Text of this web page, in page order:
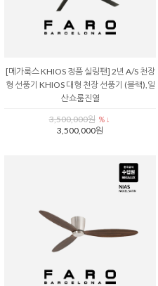
[메가룩스 KHIOS 정품 실링팬] 2년 A/S 천장
형 선풍기 KHIOS 대형 천장 선풍기 (블랙),일
산쇼룸진열
3,500,000원 % ↓
3,500,000원